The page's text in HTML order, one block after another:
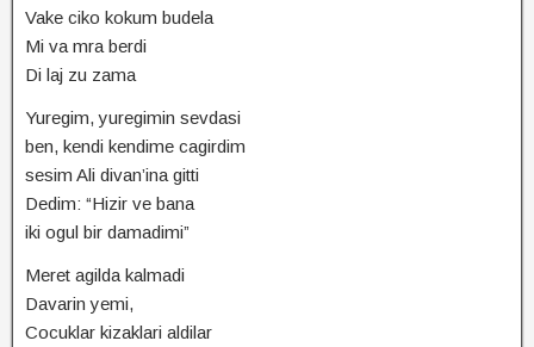
Vake ciko kokum budela
Mi va mra berdi
Di laj zu zama
Yuregim, yuregimin sevdasi
ben, kendi kendime cagirdim
sesim Ali divan’ina gitti
Dedim: “Hizir ve bana
iki ogul bir damadimi”
Meret agilda kalmadi
Davarin yemi,
Cocuklar kizaklari aldilar